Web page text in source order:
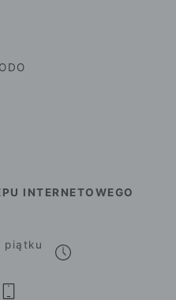
INTERNETOWEGO
piątku